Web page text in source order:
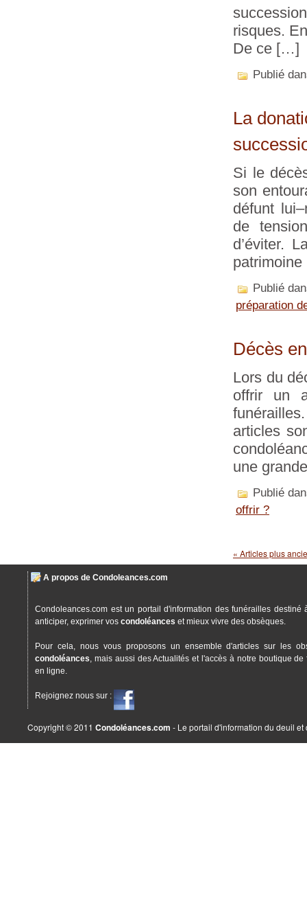
risques.
De ce […]
Publié
La
Si le
son
défunt
de
d’éviter.
Publié
préparation
Décès
Lors du
offrir un
articles
une
Publié
offrir ?
« Articles plus
A propos de Condoleances.com
Condoleances.com est un portail d'information des funérailles destiné
anticiper, exprimer vos condoléances et mieux vivre des obsèques.
Pour cela, nous vous proposons un ensemble d'articles sur les
condoléances, mais aussi des Actualités et l'accès à notre boutique
en ligne.
Rejoignez nous sur :
Copyright © 2011 Condoléances.com - Le portail d'information du deuil et